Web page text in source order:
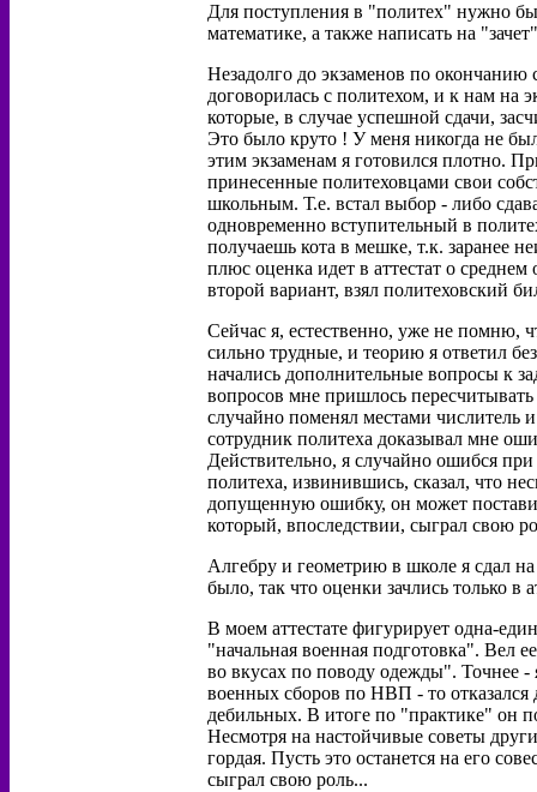
Для поступления в "политех" нужно
математике, а также написать на
Незадолго до экзаменов по
договорилась с политехом, и к нам на
которые, в случае успешной сдачи,
Это было круто ! У меня никогда не
этим экзаменам я готовился плотно.
принесенные политеховцами свои
школьным. Т.е. встал выбор - либо
одновременно вступительный в
получаешь кота в мешке, т.к. заранее
плюс оценка идет в аттестат о
второй вариант, взял политеховский
Сейчас я, естественно, уже не помню,
сильно трудные, и теорию я ответил
начались дополнительные вопросы к
вопросов мне пришлось
случайно поменял местами числитель
сотрудник политеха доказывал мне
Действительно, я случайно ошибся
политеха, извинившись, сказал, что
допущенную ошибку, он может
который, впоследствии, сыграл свою
Алгебру и геометрию в школе я сдал
было, так что оценки зачлись только в
В моем аттестате фигурирует одна-
"начальная военная подготовка". Вел
во вкусах по поводу одежды". Точнее -
военных сборов по НВП - то отказался
дебильных. В итоге по "практике" он
Несмотря на настойчивые советы
гордая. Пусть это останется на его
сыграл свою роль...